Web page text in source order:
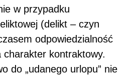
w przypadku
(delikt – czyn
odpowiedzialność
kontraktowy.
do „udanego urlopu” nie